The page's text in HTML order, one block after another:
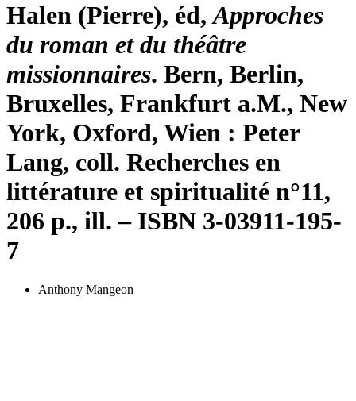
Halen (Pierre), éd,Approches
du roman et du théâtre
missionnaires. Bern, Berlin,
Bruxelles, Frankfurt a.M., New
York, Oxford, Wien : Peter
Lang, coll. Recherches en
littérature et spiritualité n°11,
206 p., ill. – ISBN 3-03911-195-
7
Anthony Mangeon